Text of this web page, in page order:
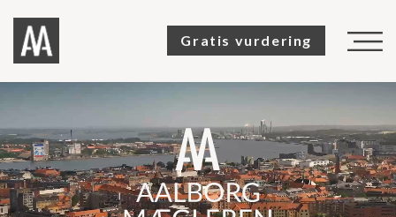
Gratis vurdering
SOLGTE
SALGSVURDERING
KØBERKARTOTEK